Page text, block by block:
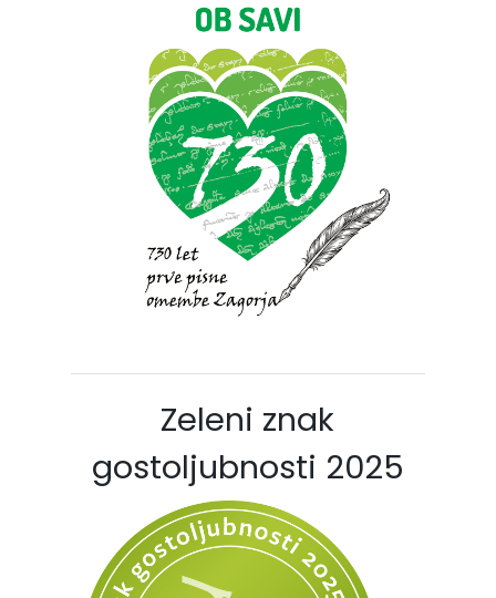
Zeleni znak
gostoljubnosti 2025